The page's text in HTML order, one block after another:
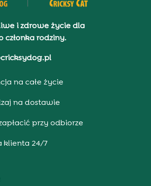
i zdrowe życie dla
członka rodziny.
na całe życie
na dostawie
przy odbiorze
klienta 24/7